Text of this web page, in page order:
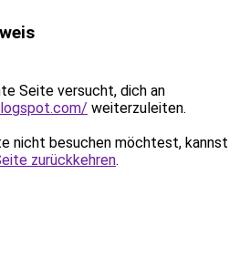
Seite versucht, dich an
weiterzuleiten.
nicht besuchen möchtest, kannst
zurückkehren.